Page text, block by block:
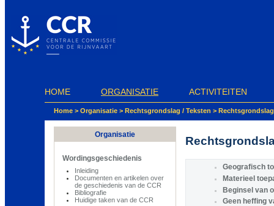
HOME ORGANISATIE ACTIVITEITEN
Home > Organisatie > Rechtsgrondslag / Teksten > Rechtsgrondslag
Organisatie
Wordingsgeschiedenis
Inleiding
Documenten en artikelen over
de geschiedenis van de CCR
Bibliografie
Huidige taken van de CCR
Geografisch
Materieel
Beginsel van
Geen heffing